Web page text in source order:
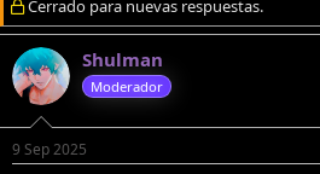
i
c
i
a
d
o
d
c
h
d
e
i
Cerrado para nuevas respuestas.
Shulman
Moderador
9 Sep 2025